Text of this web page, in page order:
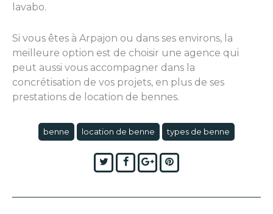
lavabo.
Si vous êtes à Arpajon ou dans ses environs, la
meilleure option est de choisir une agence qui
peut aussi vous accompagner dans la
concrétisation de vos projets, en plus de ses
prestations de location de bennes.
benne location de benne types de benne
TwitterFacebook
Google+Pinterest